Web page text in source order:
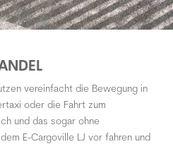
vereinfacht die Bewegung in
oder die Fahrt zum
und das sogar ohne
E-Cargoville LJ vor fahren und